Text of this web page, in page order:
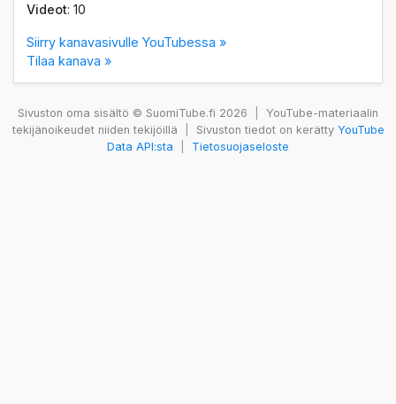
Videot: 10
Siirry kanavasivulle YouTubessa »
Tilaa kanava »
Sivuston oma sisältö © SuomiTube.fi 2026
YouTube-materiaalin
tekijänoikeudet niiden tekijöillä
Sivuston tiedot on kerätty YouTube
Data API:sta
Tietosuojaseloste